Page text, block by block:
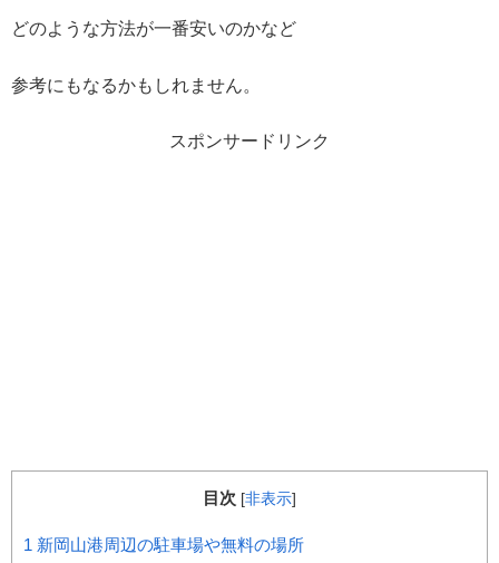
どのような方法が一番安いのかなど
参考にもなるかもしれません。
スポンサードリンク
目次 [非表示]
1 新岡山港周辺の駐車場や無料の場所